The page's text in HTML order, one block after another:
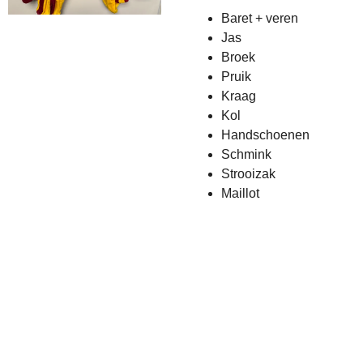
Baret + veren
Jas
Broek
Pruik
Kraag
Kol
Handschoenen
Schmink
Strooizak
Maillot